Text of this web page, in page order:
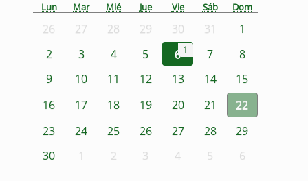
Lun Mar Mié Jue Vie Sáb Dom
26 27 28 29 30 31
1
2
3 4 5 6 1 7
8
9
10 11 12 13 14
15
16
17 18 19 20 21
22
23
24 25 26 27 28
29
30
1 2 3 4 5 6